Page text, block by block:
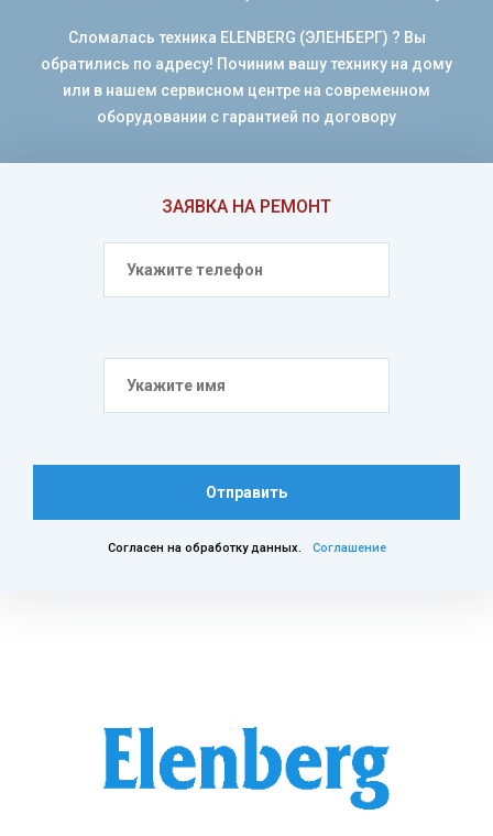
ЗАЯВКА НА РЕМОНТ
Отправить
Согласен на обработку данных. Соглашение
Сломалась техника ELENBERG (ЭЛЕНБЕРГ) ? Вы
обратились по адресу! Починим вашу технику на дому
или в нашем сервисном центре на современном
оборудовании с гарантией по договору